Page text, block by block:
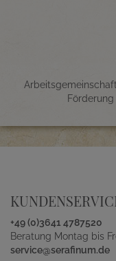
+49 (0)3641 4787520
Beratung Montag bis
service@serafinum.de